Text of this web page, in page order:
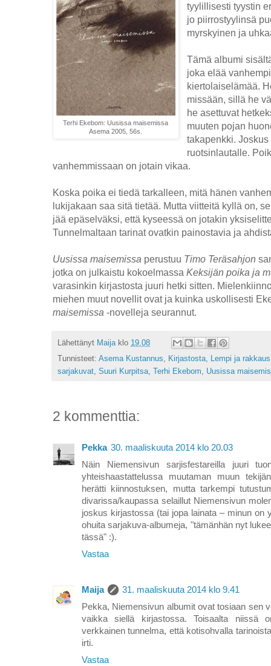
Terhi Ekebom: Uusissa maisemissa
Asema 2005, 56s.
tyylillisesti tyystin
jo piirrostyylinsä
myrskyinen ja
Tämä albumi
joka elää
kiertolaiselämää.
missään, sillä he
he asettuvat
muuten pojan
takapenkki.
ruotsinlautalle.
vanhemmissaan on jotain vikaa.
Koska poika ei tiedä tarkalleen, mitä hänen
lukijakaan saa sitä tietää. Mutta viitteitä kyllä on,
jää epäselväksi, että kyseessä on jotakin
Tunnelmaltaan tarinat ovatkin painostavia ja
Uusissa maisemissa perustuu Timo Teräsahjon
jotka on julkaistu kokoelmassa Keksijän poika ja
varasinkin kirjastosta juuri hetki sitten.
miehen muut novellit ovat ja kuinka uskollisesti
maisemissa -novelleja seurannut.
Lähettänyt Maija klo 19.08
Tunnisteet: Asema Kustannus, Kirjastosta, Lempi ja rakkaus
sarjakuvat, Suuri Kurpitsa, Terhi Ekebom, Uusissa
2 kommenttia:
Pekka 30. maaliskuuta 2014 klo 20.03
Näin Niemensivun sarjisfestareilla juuri
yhteishaastattelussa muutaman muun
herätti kiinnostuksen, mutta tarkempi
divarissa/kaupassa selaillut Niemensivun
joskus kirjastossa (tai jopa lainata – minun on
ohuita sarjakuva-albumeja, "tämänhän nyt
tässä" :).
Vastaa
Maija
31. maaliskuuta 2014 klo 9.41
Pekka, Niemensivun albumit ovat tosiaan sen
vaikka siellä kirjastossa. Toisaalta niissä
verkkainen tunnelma, että kotisohvalla
irti.
Vastaa